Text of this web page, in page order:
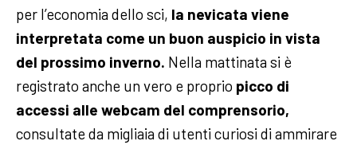
per l’economia dello sci, la nevicata viene
interpretata come un buon auspicio in vista
del prossimo inverno. Nella mattinata si è
registrato anche un vero e proprio picco di
accessi alle webcam del comprensorio,
consultate da migliaia di utenti curiosi di ammirare